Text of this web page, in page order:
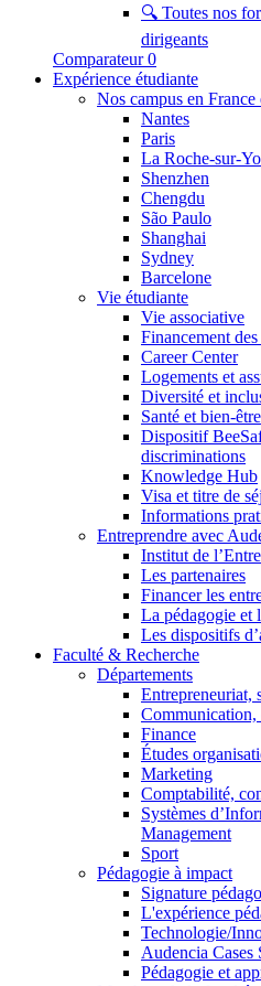
🔍 Toutes nos
dirigeants
Comparateur 0
Expérience étudiante
Nos campus en
Nantes
Paris
La Roche-sur-
Shenzhen
Chengdu
São Paulo
Shanghai
Sydney
Barcelone
Vie étudiante
Vie associative
Financement des
Career Center
Logements et
Diversité et
Santé et bien-être
Dispositif
discriminations
Knowledge Hub
Visa et titre de
Informations
Entreprendre avec
Institut de
Les partenaires
Financer les
La pédagogie et
Les dispositifs
Faculté & Recherche
Départements
Entrepreneuriat,
Finance
Études
Marketing
Comptabilité,
Systèmes
Management
Sport
Pédagogie à impact
Signature
L'expérience
Technologie/
Audencia Cases
Pédagogie et